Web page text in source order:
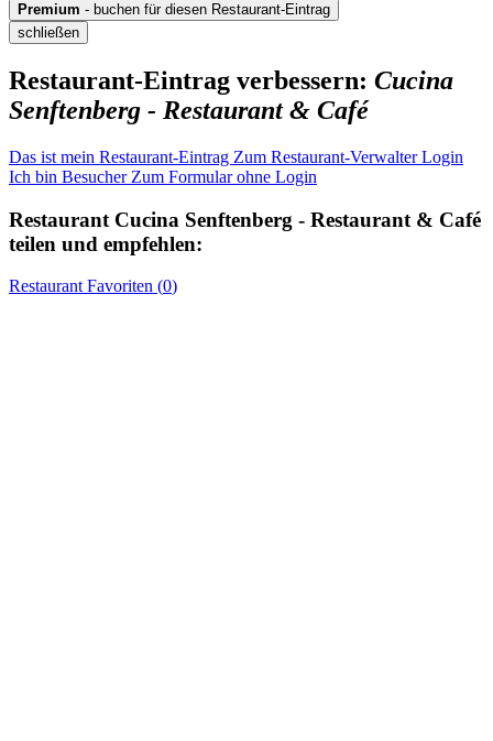
Premium - buchen für diesen Restaurant-Eintrag
schließen
Restaurant-Eintrag verbessern: Cucina
Senftenberg - Restaurant & Café
Das ist mein Restaurant-Eintrag Zum Restaurant-Verwalter Login
Ich bin Besucher Zum Formular ohne Login
Restaurant Cucina Senftenberg - Restaurant & Café
teilen und empfehlen:
Restaurant Favoriten (0)